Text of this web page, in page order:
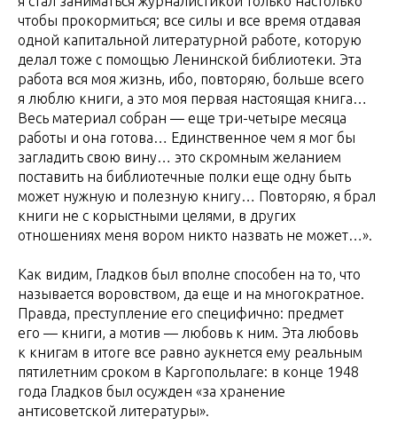
чтобы прокормиться; все силы и все время отдавая
одной капитальной литературной работе, которую
делал тоже с помощью Ленинской библиотеки. Эта
работа вся моя жизнь, ибо, повторяю, больше всего
я люблю книги, а это моя первая настоящая книга…
Весь материал собран — еще три-четыре месяца
работы и она готова… Единственное чем я мог бы
загладить свою вину… это скромным желанием
поставить на библиотечные полки еще одну быть
может нужную и полезную книгу… Повторяю, я брал
книги не с корыстными целями, в других
отношениях меня вором никто назвать не может…».
Как видим, Гладков был вполне способен на то, что
называется воровством, да еще и на многократное.
Правда, преступление его специфично: предмет
его — книги, а мотив — любовь к ним. Эта любовь
к книгам в итоге все равно аукнется ему реальным
пятилетним сроком в Каргопольлаге: в конце 1948
года Гладков был осужден «за хранение
антисоветской литературы».